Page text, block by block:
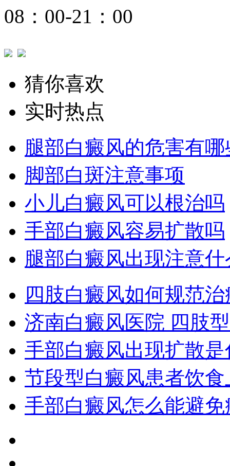
08：00-21：00
猜你喜欢
实时热点
腿部白癜风的危害有哪
脚部白斑注意事项
小儿白癜风可以根治吗
手部白癜风容易扩散吗
腿部白癜风出现注意什
四肢白癜风如何规范治
济南白癜风医院 四肢
手部白癜风出现扩散
节段型白癜风患者饮
手部白癜风怎么能避